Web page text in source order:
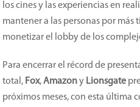
los cines y las experiencias en
mantener a las personas por más
monetizar el lobby de los
Para encerrar el récord de
total, Fox,Amazony Lionsgate
próximos meses, con esta última